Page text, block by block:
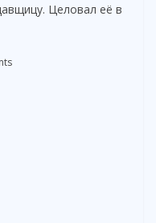
Целовал её в